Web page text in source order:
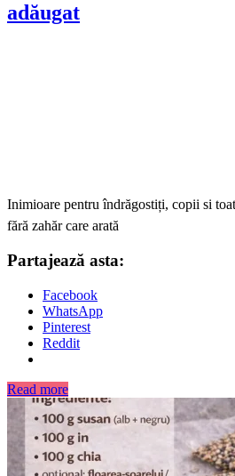
adăugat
Inimioare pentru îndrăgostiți, copii si
fără zahăr care arată
Partajează asta:
Facebook
WhatsApp
Pinterest
Reddit
Read more